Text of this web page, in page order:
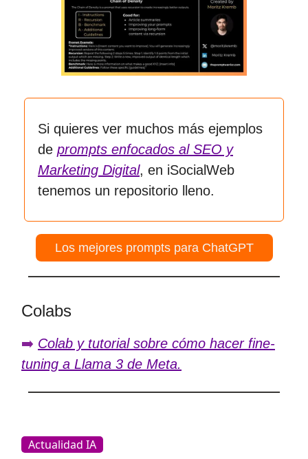
Si quieres ver muchos más ejemplos
de prompts enfocados al SEO y
Marketing Digital, en iSocialWeb
tenemos un repositorio lleno.
Los mejores prompts para ChatGPT
Colabs
➡️ Colab y tutorial sobre cómo hacer fine-
tuning a Llama 3 de Meta.
Actualidad IA